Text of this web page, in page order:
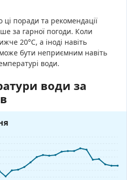
поради та рекомендації
за гарної погоди. Коли
20°C, а іноді навіть
бути неприємним навіть
води.
води за